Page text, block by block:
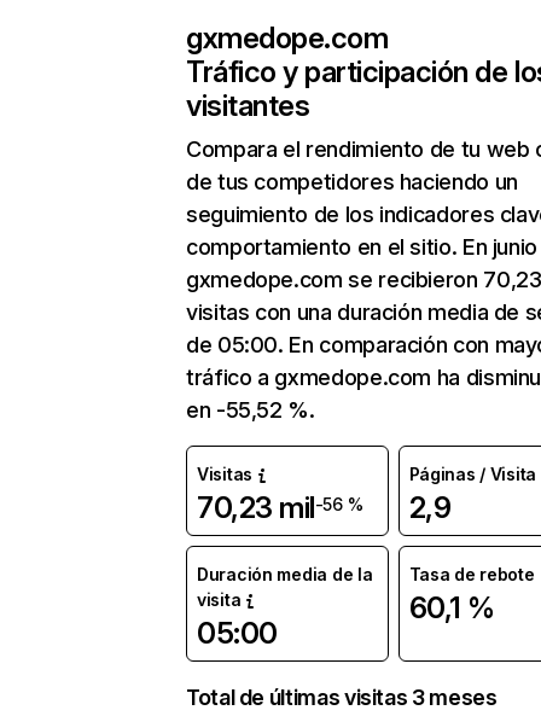
gxmedope.com
Tráfico y participación de
visitantes
Compara el rendimiento de tu web
de tus competidores haciendo un
seguimiento de los indicadores
comportamiento en el sitio. En junio
gxmedope.com se recibieron
visitas con una duración media de
de 05:00. En comparación con
tráfico a gxmedope.com ha
en -55,52 %.
Visitas
70,23 mil-56 %
Páginas / Visita
2,9
Duración media de la
visita
05:00
Tasa de rebote
60,1 %
Total de últimas visitas 3 meses